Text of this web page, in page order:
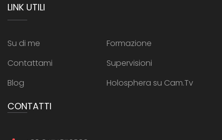
LINK UTILI
Su di me
Formazione
Contattami
Supervisioni
Blog
Holosphera su Cam.Tv
CONTATTI